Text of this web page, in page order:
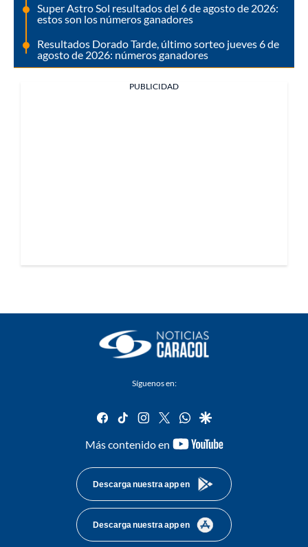
Super Astro Sol resultados del 6 de agosto de 2026:
estos son los números ganadores
Resultados Dorado Tarde, último sorteo jueves 6 de
agosto de 2026: números ganadores
PUBLICIDAD
Síguenos en:
facebook
tiktok instagram
twitterwhatsapp
google
Más contenido en
youtube-
Descarga nuestra app en
Descarga nuestra app en